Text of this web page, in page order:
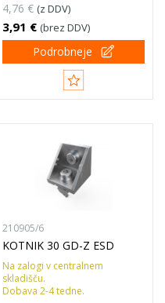
4,76 € (z DDV)
3,91 € (brez DDV)
Podrobneje
210905/6
KOTNIK 30 GD-Z ESD
Na zalogi v centralnem
skladišču.
Dobava 2-4 tedne.